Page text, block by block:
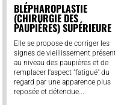
BLÉPHAROPLASTIE
(CHIRURGIE DES
PAUPIÈRES) SUPÉRIEURE
Elle se propose de corriger les
signes de vieillissement
au niveau des paupières et de
remplacer l'aspect "fatigué" du
regard par une apparence plus
reposée et détendue...